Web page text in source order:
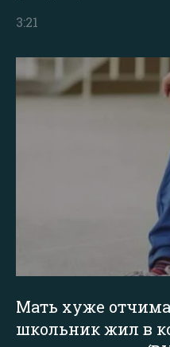
3:21
Мать хуже
школьник жил в